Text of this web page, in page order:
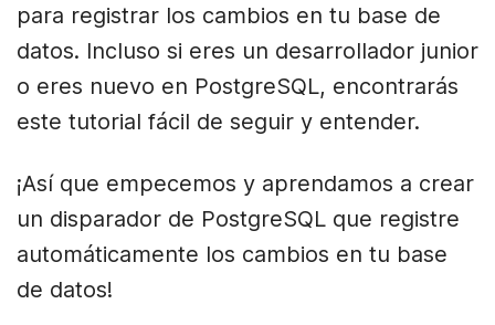
para registrar los cambios en tu base de
datos. Incluso si eres un desarrollador junior
o eres nuevo en PostgreSQL, encontrarás
este tutorial fácil de seguir y entender.
¡Así que empecemos y aprendamos a crear
un disparador de PostgreSQL que registre
automáticamente los cambios en tu base
de datos!